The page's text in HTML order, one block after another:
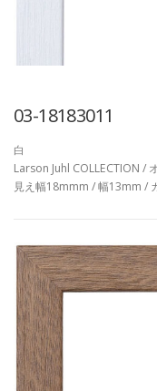
03-18183011
白
Larson Juhl COLLECTION /
見え幅18mmm / 幅13mm /